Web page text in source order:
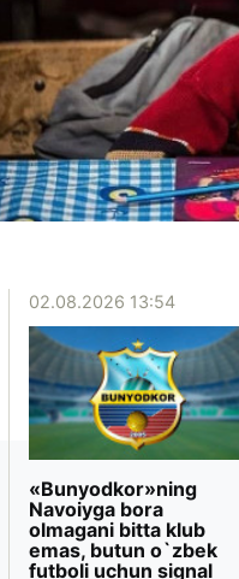
02.08.2026 13:54
«Bunyodkor»ning
Navoiyga bora
olmagani bitta klub
emas, butun o`zbek
futboli uchun signal